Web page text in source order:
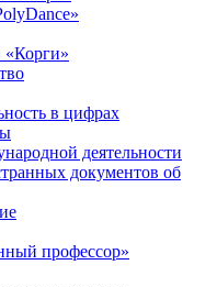
«Корги»
в цифрах
деятельности
документов об
профессор»